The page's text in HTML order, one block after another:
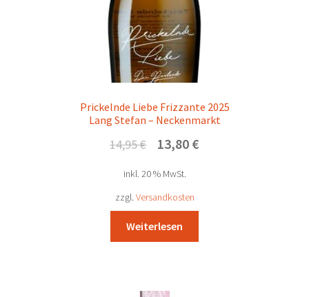
Prickelnde Liebe Frizzante 2025
Lang Stefan – Neckenmarkt
14,95€
Ursprünglicher
war:
14,95 €
13,80 €Aktueller
inkl. 20 % MwSt.
zzgl. Versandkosten
Weiterlesen